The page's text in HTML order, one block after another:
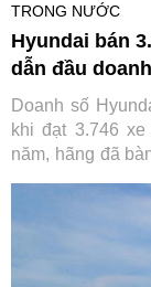
TRONG NƯỚC
Hyundai bán
dẫn đầu
Doanh số
khi đạt 3.746
năm, hãng đã